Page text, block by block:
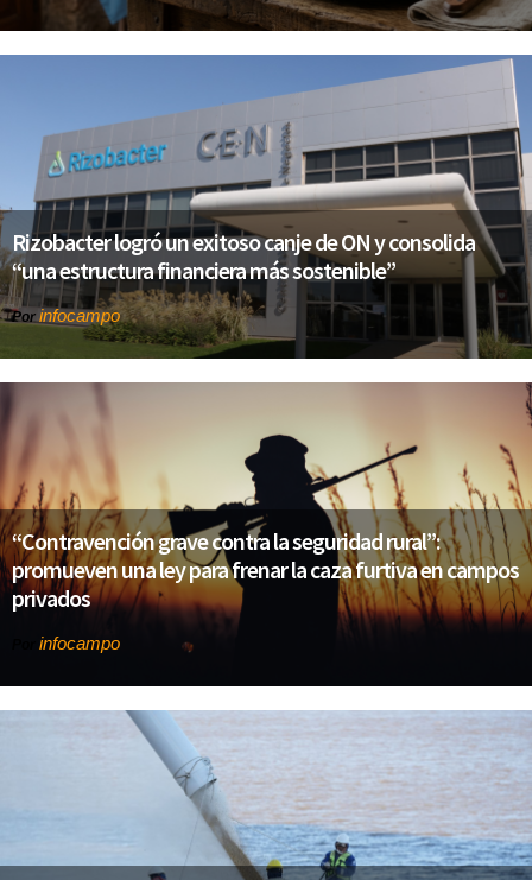
Rizobacter logró un exitoso canje de ON y consolida
“una estructura financiera más sostenible”
Por infocampo
“Contravención grave contra la seguridad rural”:
promueven una ley para frenar la caza furtiva en campos
privados
infocampo